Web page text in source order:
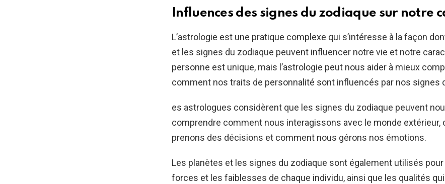
Influences des signes du zodiaque sur notre
L’astrologie est une pratique complexe qui s’intéresse à la façon
et les signes du zodiaque peuvent influencer notre vie et notre
personne est unique, mais l’astrologie peut nous aider à mieux
comment nos traits de personnalité sont influencés par nos signes
es astrologues considèrent que les signes du zodiaque peuvent
comprendre comment nous interagissons avec le monde extérieur,
prenons des décisions et comment nous gérons nos émotions.
Les planètes et les signes du zodiaque sont également utilisés
forces et les faiblesses de chaque individu, ainsi que les qualités